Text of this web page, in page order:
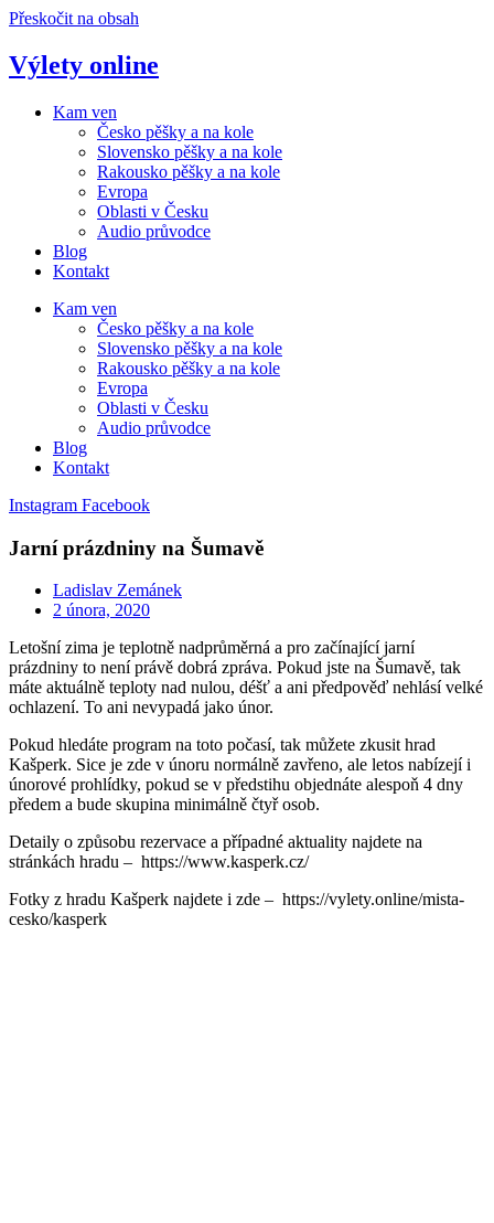
Přeskočit na obsah
Výlety online
Kam ven
Česko pěšky a na kole
Slovensko pěšky a na kole
Rakousko pěšky a na kole
Evropa
Oblasti v Česku
Audio průvodce
Blog
Kontakt
Kam ven
Česko pěšky a na kole
Slovensko pěšky a na kole
Rakousko pěšky a na kole
Evropa
Oblasti v Česku
Audio průvodce
Blog
Kontakt
Instagram Facebook
Jarní prázdniny na Šumavě
Ladislav Zemánek
2 února, 2020
Letošní zima je teplotně nadprůměrná a pro začínající jarní
prázdniny to není právě dobrá zpráva. Pokud jste na Šumavě, tak
máte aktuálně teploty nad nulou, déšť a ani předpověď nehlásí velké
ochlazení. To ani nevypadá jako únor.
Pokud hledáte program na toto počasí, tak můžete zkusit hrad
Kašperk. Sice je zde v únoru normálně zavřeno, ale letos nabízejí i
únorové prohlídky, pokud se v předstihu objednáte alespoň 4 dny
předem a bude skupina minimálně čtyř osob.
Detaily o způsobu rezervace a případné aktuality najdete na
stránkách hradu – https://www.kasperk.cz/
Fotky z hradu Kašperk najdete i zde – https://vylety.online/mista-
cesko/kasperk